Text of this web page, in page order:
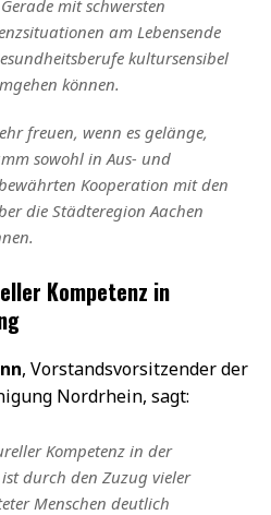
mit schwersten
am Lebensende
kultursensibel
können.
freuen, wenn es gelänge,
sowohl in Aus- und
Kooperation mit den
die Städteregion Aachen
Kompetenz in
, Vorstandsvorsitzender der
Nordrhein, sagt:
Kompetenz in der
durch den Zuzug vieler
Menschen deutlich